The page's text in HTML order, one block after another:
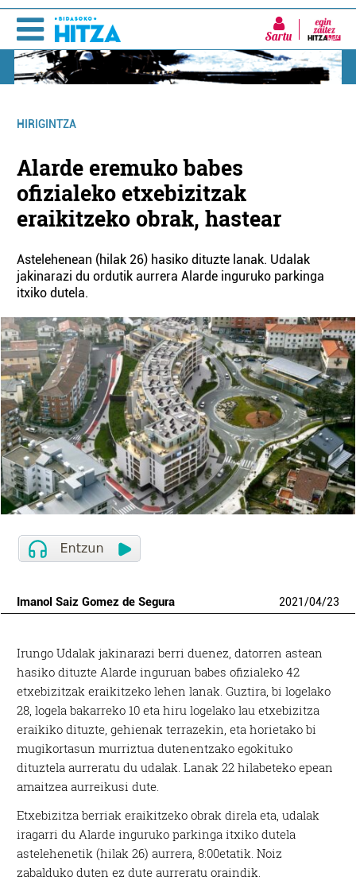
Sartu
HIRIGINTZA
Alarde eremuko babes
ofizialeko etxebizitzak
eraikitzeko obrak, hastear
Astelehenean (hilak 26) hasiko dituzte lanak. Udalak
jakinarazi du ordutik aurrera Alarde inguruko parkinga
itxiko dutela.
Imanol Saiz Gomez de Segura 2021/04/23
Irungo Udalak jakinarazi berri duenez, datorren astean
hasiko dituzte Alarde inguruan babes ofizialeko 42
etxebizitzak eraikitzeko lehen lanak. Guztira, bi logelako
28, logela bakarreko 10 eta hiru logelako lau etxebizitza
eraikiko dituzte, gehienak terrazekin, eta horietako bi
mugikortasun murriztua dutenentzako egokituko
dituztela aurreratu du udalak. Lanak 22 hilabeteko epean
amaitzea aurreikusi dute.
Etxebizitza berriak eraikitzeko obrak direla eta, udalak
iragarri du Alarde inguruko parkinga itxiko dutela
astelehenetik (hilak 26) aurrera, 8:00etatik. Noiz
zabalduko duten ez dute aurreratu oraindik.